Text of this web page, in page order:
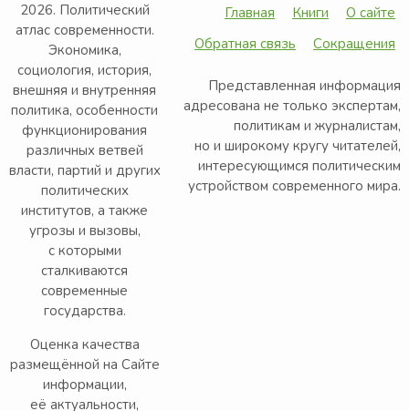
2026. Политический
атлас современности.
Экономика,
социология, история,
внешняя и внутренняя
политика, особенности
функционирования
различных ветвей
власти, партий и других
политических
институтов, а также
угрозы и вызовы,
с которыми
сталкиваются
современные
государства.
Оценка качества
размещённой на Сайте
информации,
её актуальности,
Главная Книги
О сайте
Обратная связь
Сокращения
Представленная информация
адресована не только экспертам,
политикам и журналистам,
но и широкому кругу читателей,
интересующимся политическим
устройством современного мира.